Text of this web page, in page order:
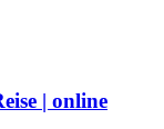
| online